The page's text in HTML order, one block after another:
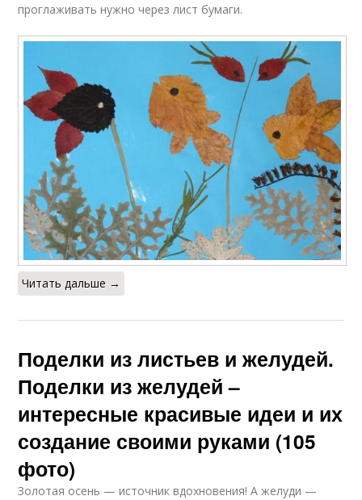
проглаживать нужно через лист бумаги.
Читать дальше →
Поделки из листьев и желудей.
Поделки из желудей –
интересные красивые идеи и их
создание своими руками (105
фото)
Золотая осень — источник вдохновения! А желуди —